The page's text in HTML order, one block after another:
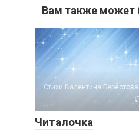
Вам также может
Стихи Валентина Берестова
Читалочка